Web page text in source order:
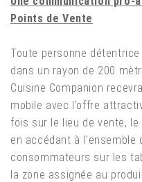
Points de Vente
Toute personne
dans un rayon de 200
Cuisine Companion
mobile avec l’offre
fois sur le lieu de vente,
en accédant à
consommateurs sur les
la zone assignée au